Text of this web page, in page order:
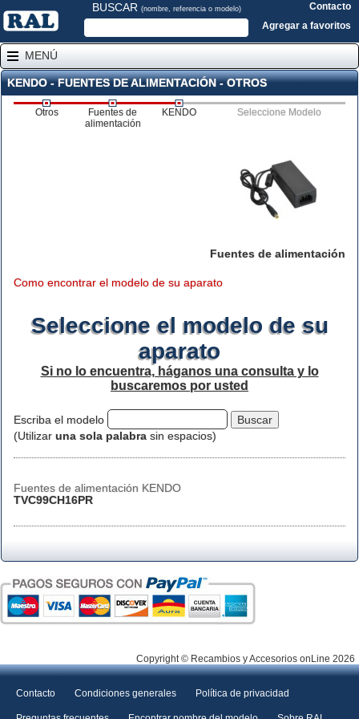
BUSCAR (nombre, referencia o modelo)
Contacto
Agregar a favoritos
MENÚ
KENDO - FUENTES DE ALIMENTACIÓN - OTROS
Otros
Fuentes de
alimentación
KENDO Seleccione Modelo
Fuentes de alimentación
Como encontrar el modelo de su aparato
Seleccione el modelo de su
aparato
Si no lo encuentra, háganos una consulta y lo
buscaremos por usted
Escriba el modelo
(Utilizar una sola palabra sin espacios)
Fuentes de alimentación KENDO
TVC99CH16PR
Copyright © Recambios y Accesorios onLine 2026
Contacto Condiciones generales Política de privacidad